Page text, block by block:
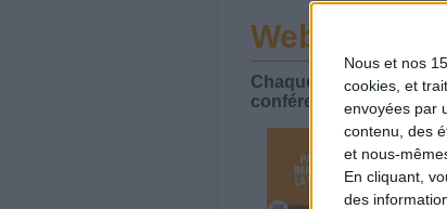
Nous et nos
cookies, et
envoyées par
contenu, des
et nous-
En cliquant,
des
Webinaires
Chaque semaine,
conférences avec